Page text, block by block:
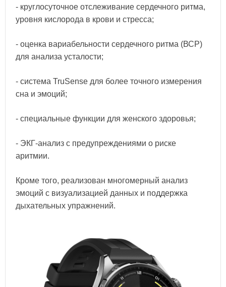
- круглосуточное отслеживание сердечного ритма,
уровня кислорода в крови и стресса;
- оценка вариабельности сердечного ритма (ВСР)
для анализа усталости;
- система TruSense для более точного измерения
сна и эмоций;
- специальные функции для женского здоровья;
- ЭКГ-анализ с предупреждениями о риске
аритмии.
Кроме того, реализован многомерный анализ
эмоций с визуализацией данных и поддержка
дыхательных упражнений.